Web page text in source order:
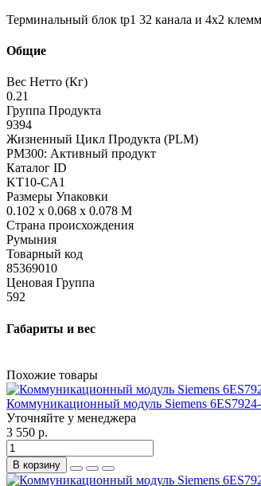
Терминальный блок tp1 32 канала и 4x2
Общие
Вес Нетто (Кг)
0.21
Группа Продукта
9394
Жизненный Цикл Продукта (PLM)
PM300: Активный продукт
Каталог ID
KT10-CA1
Размеры Упаковки
0.102 x 0.068 x 0.078 M
Страна происхождения
Румыния
Товарный код
85369010
Ценовая Группа
592
Габариты и вес
Похожие товары
Коммуникационный модуль Siemens
Уточняйте у менеджера
3 550 р.
В корзину